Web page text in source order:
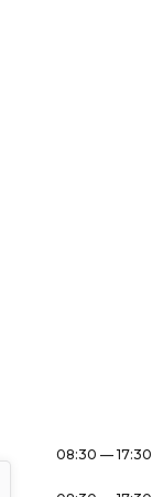
08:30 — 17:30